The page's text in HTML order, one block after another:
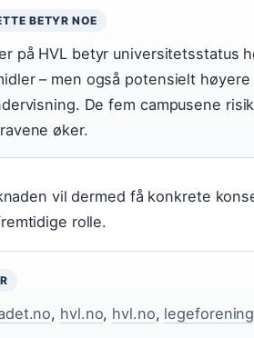
BETYR NOE
på HVL betyr universitetsstatus
– men også potensielt
De fem campusene
øker.
vil dermed få konkrete
rolle.
, hvl.no, hvl.no,